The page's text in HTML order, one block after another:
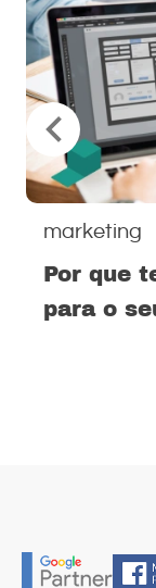
marketing
Por que
para o